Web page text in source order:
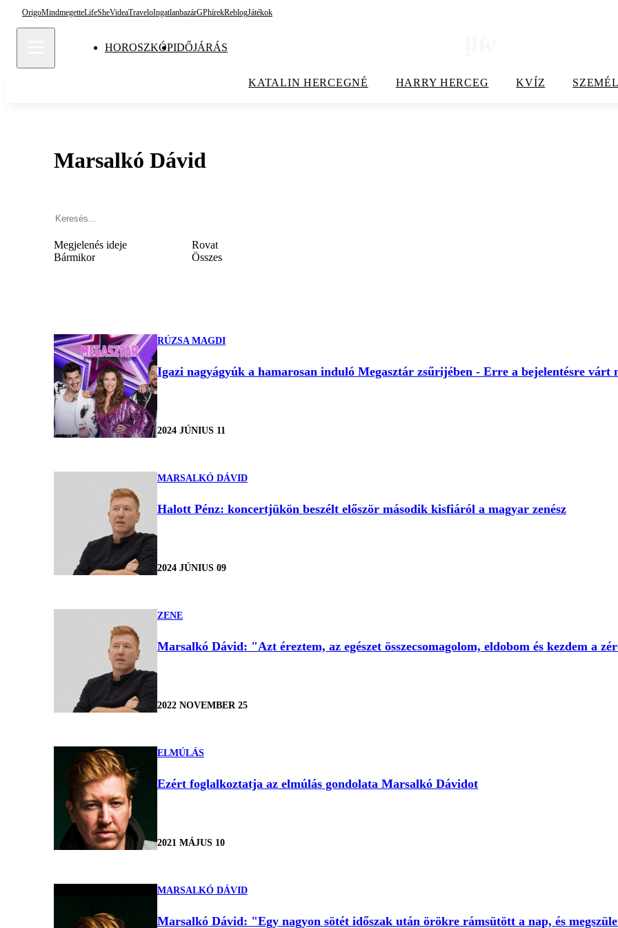
OrigoMindmegetteLifeSheVideaTraveloIngatlanbazárGPhírekReblogJátékok
HOROSZKÓPIDŐJÁRÁS
KATALIN HERCEGNÉ HARRY HERCEG KVÍZ
Marsalkó Dávid
Megjelenés ideje
Bármikor
Rovat
Összes
RÚZSA MAGDI
Igazi nagyágyúk a hamarosan induló Megasztár zsűrijében - Erre a bejelentésre várt
2024 JÚNIUS 11
MARSALKÓ DÁVID
Halott Pénz: koncertjükön beszélt először második kisfiáról a magyar zenész
2024 JÚNIUS 09
ZENE
Marsalkó Dávid: "Azt éreztem, az egészet összecsomagolom, eldobom és kezdem a
2022 NOVEMBER 25
ELMÚLÁS
Ezért foglalkoztatja az elmúlás gondolata Marsalkó Dávidot
2021 MÁJUS 10
MARSALKÓ DÁVID
Marsalkó Dávid: "Egy nagyon sötét időszak után örökre rámsütött a nap, és